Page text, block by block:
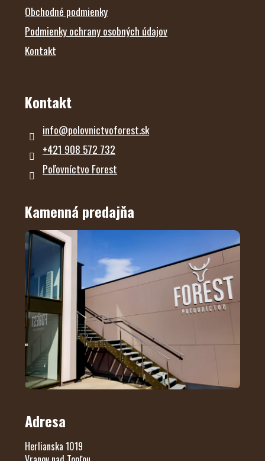
Obchodné podmienky
Podmienky ochrany osobných údajov
Kontakt
Kontakt
info@polovnictvoforest.sk
+421 908 572 732
Poľovníctvo Forest
Kamenná predajňa
Adresa
Herlianska 1019